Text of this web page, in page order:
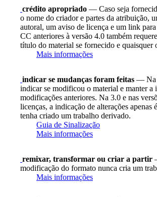
crédito apropriado — Caso seja
o nome do criador e partes da atribuição,
autoral, um aviso de licença e um link
CC anteriores à versão 4.0 também
título do material se fornecido e quaisquer
Mais informações
indicar se mudanças foram feitas — Na
indicar se modificou o material e manter a
modificações anteriores. Na 3.0 e nas
licenças, a indicação de alterações apenas
tenha criado um trabalho derivado.
Guia de Sinalização
Mais informações
remixar, transformar ou criar a partir
modificação do formato nunca cria um
Mais informações